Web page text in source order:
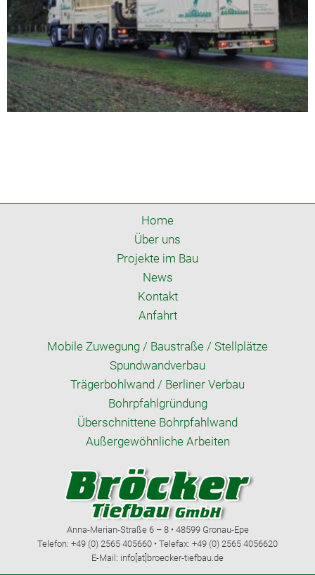
Home
Über uns
Projekte im Bau
News
Kontakt
Anfahrt
Mobile Zuwegung / Baustraße / Stellplätze
Spundwandverbau
Trägerbohlwand / Berliner Verbau
Bohrpfahlgründung
Überschnittene Bohrpfahlwand
Außergewöhnliche Arbeiten
Anna-Merian-Straße 6 – 8 • 48599 Gronau-Epe
Telefon: +49 (0) 2565 405660 • Telefax: +49 (0) 2565 4056620
E-Mail: info[at]broecker-tiefbau.de